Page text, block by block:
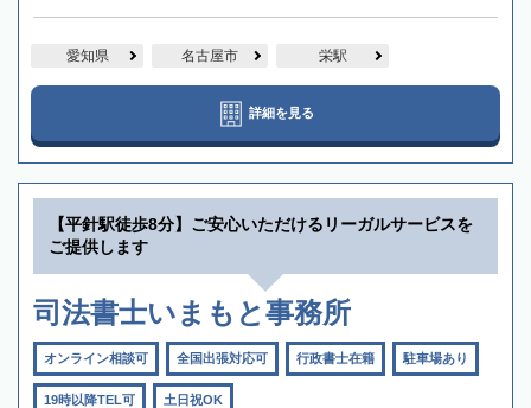
愛知県 名古屋市 栄駅
詳細を見る
【平針駅徒歩8分】ご安心いただけるリーガルサービスを
ご提供します
司法書士いまもと事務所
オンライン相談可 全国出張対応可 行政書士在籍 駐車場あり
19時以降TEL可 土日祝OK